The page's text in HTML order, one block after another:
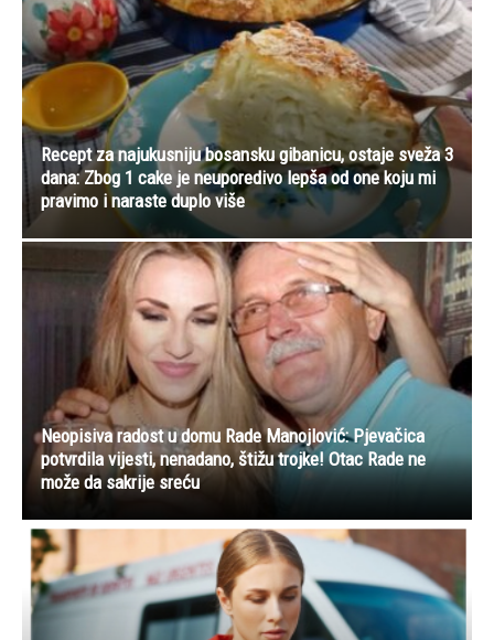
Recept za najukusniju bosansku gibanicu, ostaje sveža 3
dana: Zbog 1 cake je neuporedivo lepša od one koju mi
pravimo i naraste duplo više
Neopisiva radost u domu Rade Manojlović: Pjevačica
potvrdila vijesti, nenadano, štižu trojke! Otac Rade ne
može da sakrije sreću